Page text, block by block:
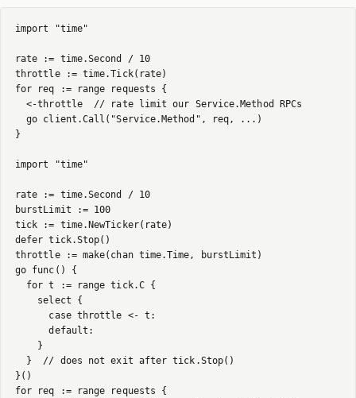
import "time"
rate := time.Second / 10
throttle := time.Tick(rate)
for req := range requests {
  <-throttle  // rate limit our Service.Method RPCs
  go client.Call("Service.Method", req, ...)
}
import "time"
rate := time.Second / 10
burstLimit := 100
tick := time.NewTicker(rate)
defer tick.Stop()
throttle := make(chan time.Time, burstLimit)
go func() {
  for t := range tick.C {
    select {
      case throttle <- t:
      default:
    }
  }  // does not exit after tick.Stop()
}()
for req := range requests {